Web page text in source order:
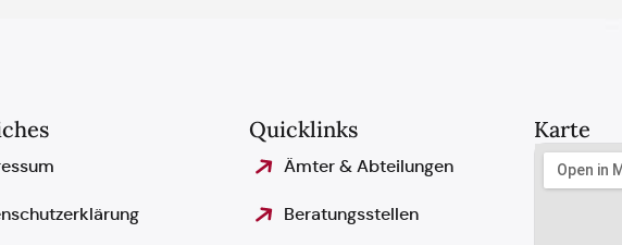
Quicklinks
Ämter & Abteilungen
Beratungsstellen
Karte